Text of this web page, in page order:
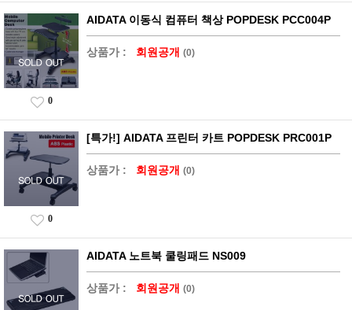
AIDATA 이동식 컴퓨터 책상 POPDESK PCC004P
상품가 : 회원공개 (0)
0
[특가!] AIDATA 프린터 카트 POPDESK PRC001P
상품가 : 회원공개 (0)
0
AIDATA 노트북 쿨링패드 NS009
상품가 : 회원공개 (0)